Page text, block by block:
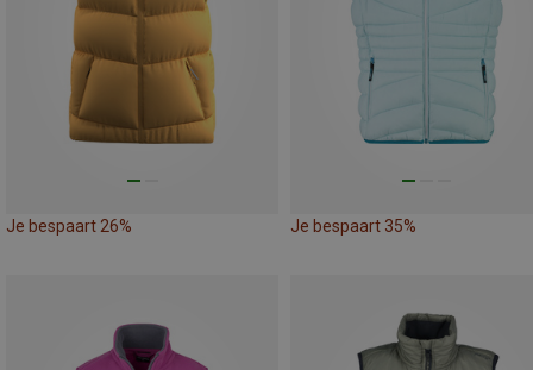
Je bespaart 26% Je bespaart 35%